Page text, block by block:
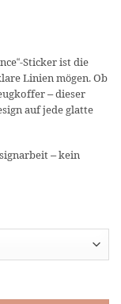
Sticker ist die
Linien mögen. Ob
– dieser
auf jede glatte
– kein